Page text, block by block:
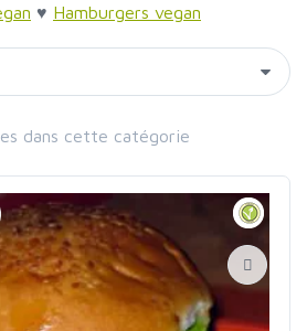
♥ Hamburgers vegan
dans cette catégorie